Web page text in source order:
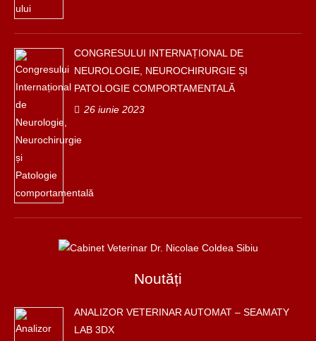
CONGRESULUI INTERNAȚIONAL DE
NEUROLOGIE, NEUROCHIRURGIE ȘI
PATOLOGIE COMPORTAMENTALĂ
26 iunie 2023
Noutăți
ANALIZOR VETERINAR AUTOMAT – SEAMATY
LAB 3DX